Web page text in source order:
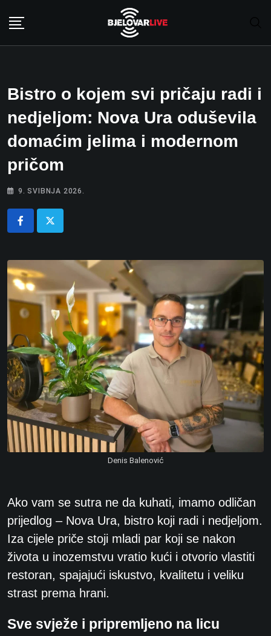
Bistro o kojem svi pričaju radi i
nedjeljom: Nova Ura oduševila
domaćim jelima i modernom
pričom
9. SVIBNJA 2026.
Denis Balenović
Ako vam se sutra ne da kuhati, imamo odličan
prijedlog – Nova Ura, bistro koji radi i nedjeljom.
Iza cijele priče stoji mladi par koji se nakon
života u inozemstvu vratio kući i otvorio vlastiti
restoran, spajajući iskustvo, kvalitetu i veliku
strast prema hrani.
Sve svježe i pripremljeno na licu